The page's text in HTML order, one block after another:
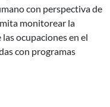
con perspectiva de
monitorear la
ocupaciones en el
con programas